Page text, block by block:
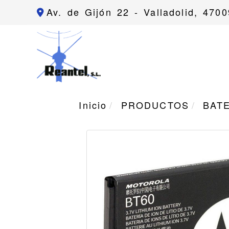
Av. de Gijón 22 -Valladolid,
Inicio PRODUCTOS